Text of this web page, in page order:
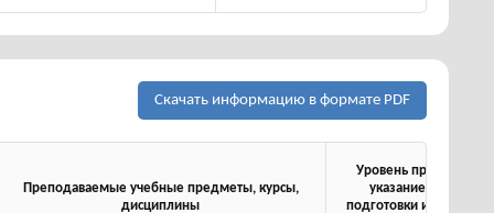
Скачать информацию в формате PDF
Преподаваемые учебные предметы, курсы,
дисциплины
Уровень
указанием
подготовки и (или)